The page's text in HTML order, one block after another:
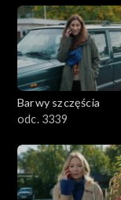
Barwy szczęścia
odc. 3339